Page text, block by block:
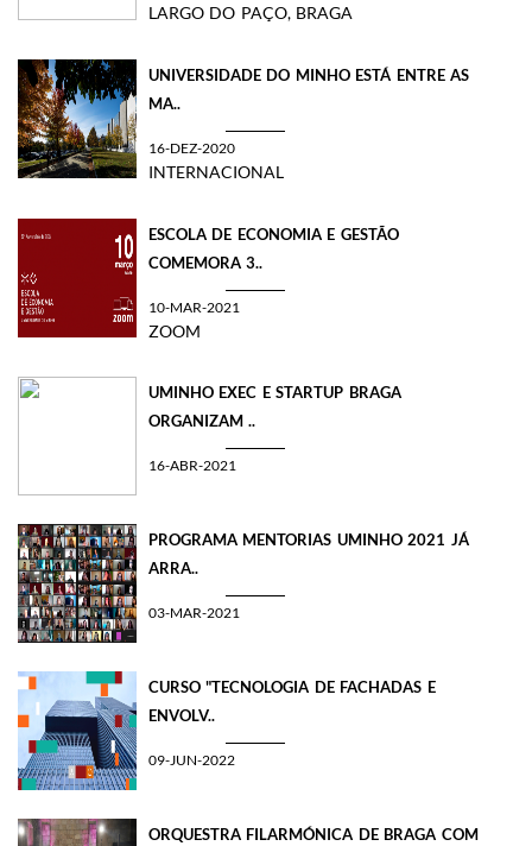
LARGO DO PAÇO, BRAGA
UNIVERSIDADE DO MINHO ESTÁ ENTRE AS
MA..
16-DEZ-2020
INTERNACIONAL
ESCOLA DE ECONOMIA E GESTÃO
COMEMORA 3..
10-MAR-2021
ZOOM
UMINHO EXEC E STARTUP BRAGA
ORGANIZAM ..
16-ABR-2021
PROGRAMA MENTORIAS UMINHO 2021 JÁ
ARRA..
03-MAR-2021
CURSO "TECNOLOGIA DE FACHADAS E
ENVOLV..
09-JUN-2022
ORQUESTRA FILARMÓNICA DE BRAGA COM